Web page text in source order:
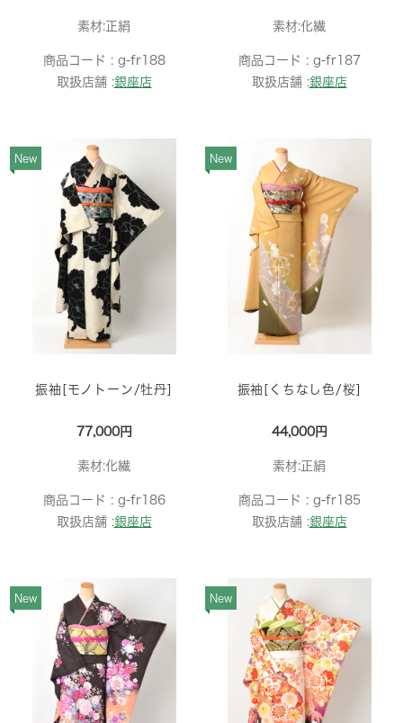
素材:正絹
商品コード : g-fr188
取扱店舗 :銀座店
素材:化繊
商品コード : g-fr187
取扱店舗 :銀座店
New
振袖[モノトーン/牡丹]
77,000円
素材:化繊
商品コード : g-fr186
取扱店舗 :銀座店
New
振袖[くちなし色/桜]
44,000円
素材:正絹
商品コード : g-fr185
取扱店舗 :銀座店
New New